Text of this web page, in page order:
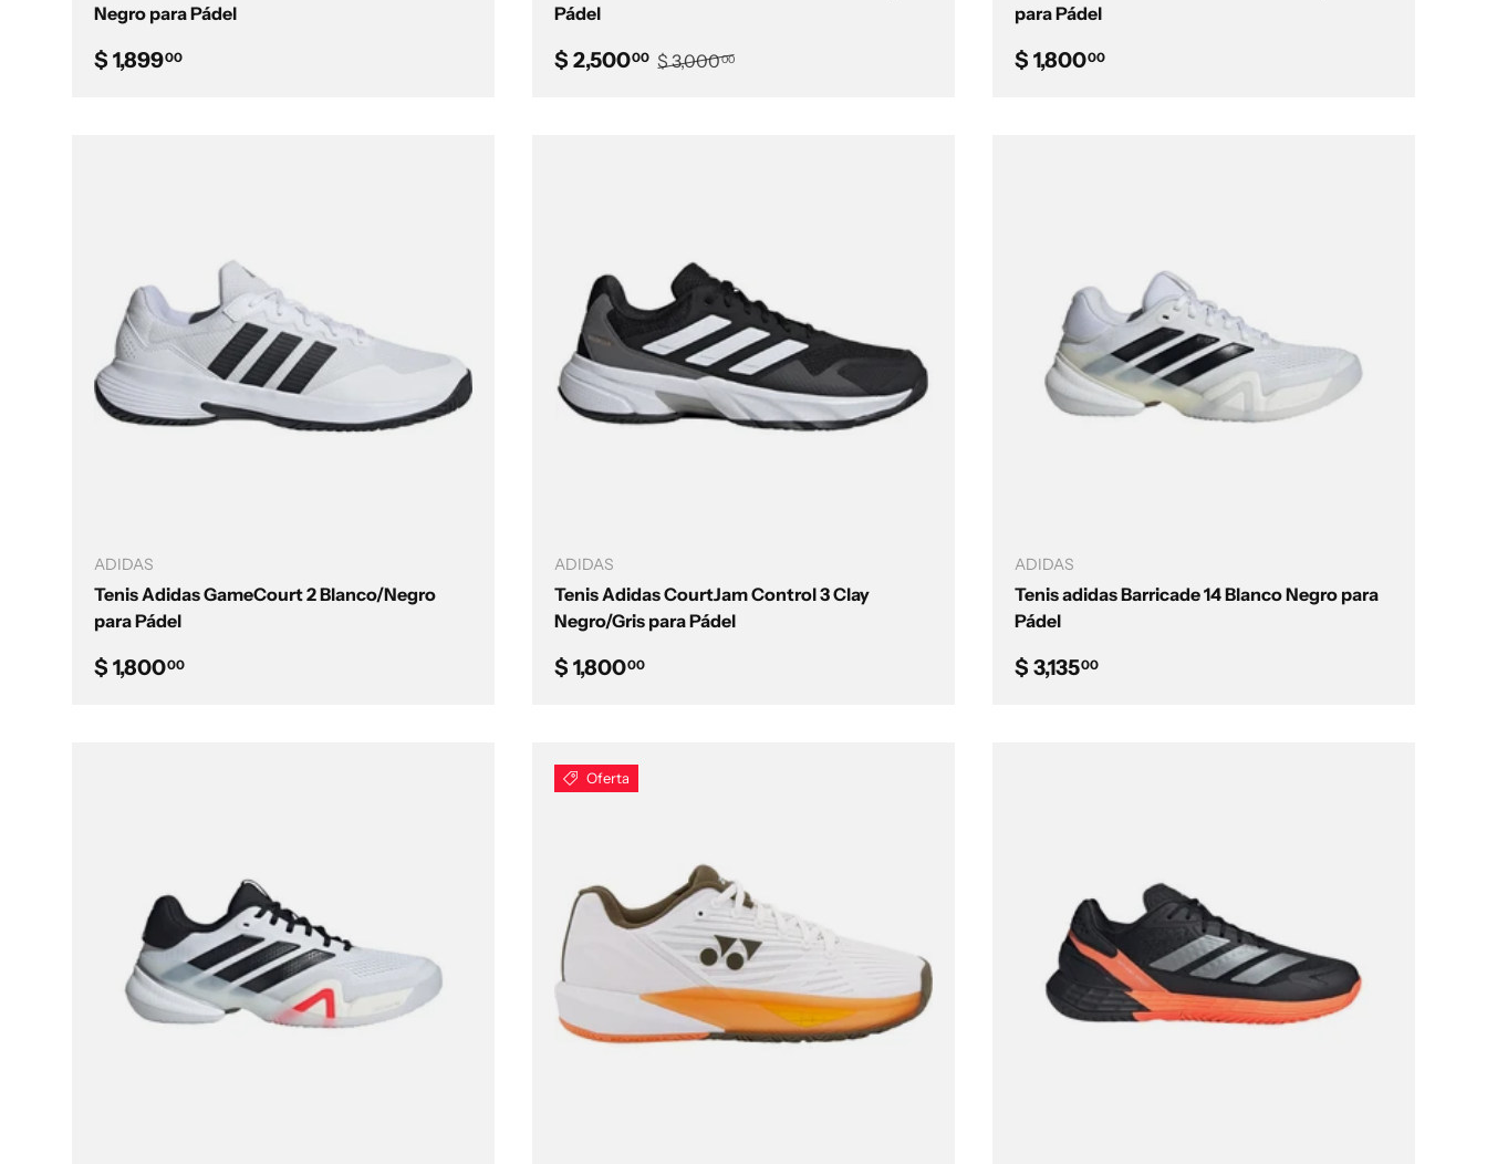
Negro para Pádel
Precio normal
$ 1,89900
Pádel
Precio de venta
$ 2,50000 Precio normal
$ 3,00000
para Pádel
Precio normal
$ 1,80000
ADIDAS
Tenis Adidas GameCourt 2 Blanco/Negro
para Pádel
Precio normal
$ 1,80000
ADIDAS
Tenis Adidas CourtJam Control 3 Clay
Negro/Gris para Pádel
Precio normal
$ 1,80000
ADIDAS
Tenis adidas Barricade 14 Blanco Negro para
Pádel
Precio normal
$ 3,13500
Oferta